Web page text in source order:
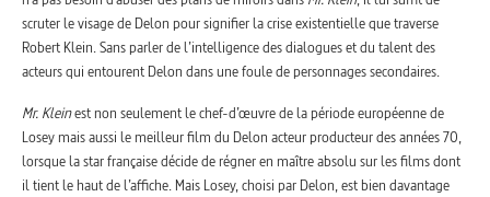
scruter le visage de Delon pour signifier la crise existentielle que traverse
Robert Klein. Sans parler de l’intelligence des dialogues et du talent des
acteurs qui entourent Delon dans une foule de personnages secondaires.
Mr. Kleinest non seulement le chef-d’œuvre de la période européenne de
Losey mais aussi le meilleur film du Delon acteur producteur des années 70,
lorsque la star française décide de régner en maître absolu sur les films dont
il tient le haut de l’affiche. Mais Losey, choisi par Delon, est bien davantage